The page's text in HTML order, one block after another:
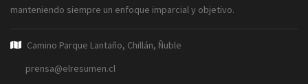
manteniendo siempre un enfoque imparcial y objetivo.
Camino Parque Lantaño, Chillán, Ñuble
prensa@elresumen.cl